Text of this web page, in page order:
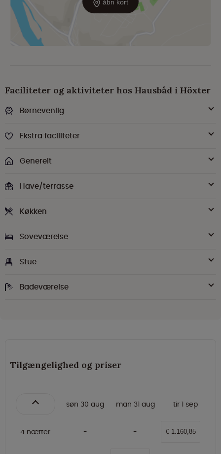
åbn kort
Faciliteter og aktiviteter hos Hausbåd i Höxter
Børnevenlig
Ekstra faciliteter
Generelt
Have/terrasse
Køkken
Soveværelse
Stue
Badeværelse
Tilgængelighed og priser
søn 30 aug man 31 aug tir 1 sep
4 nætter € 1.160,85